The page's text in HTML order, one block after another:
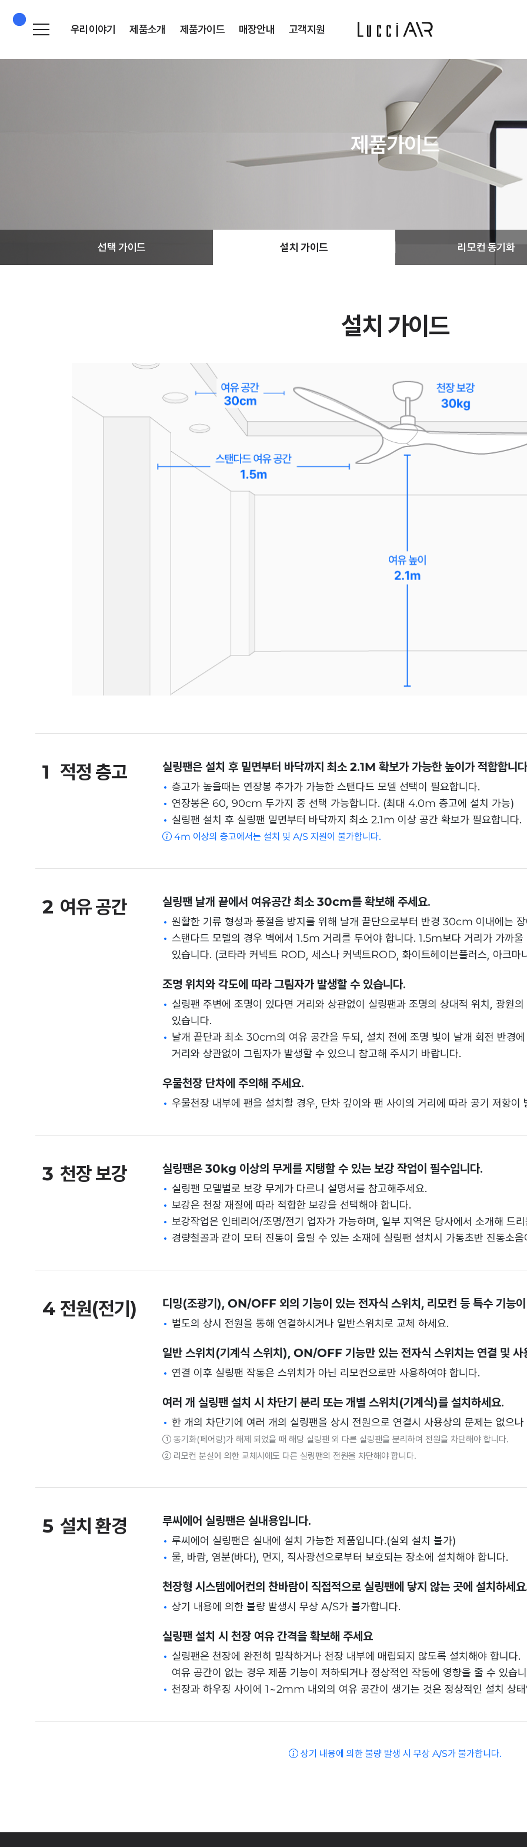
우리이야기 제품소개 제품가이드 매장안내 고객지원
제품 매뉴얼제품가이드
선택 가이드 설치 가이드 리모컨 동기화
설치 가이드
1 적정 층고 실링팬은 설치 후 밑면부터 바닥까지 최소 2.1M 확보가 가능한 높이가 적합합니
층고가 높을때는 연장봉 추가가 가능한 스탠다드 모델 선택이 필요합니다.
연장봉은 60, 90cm 두가지 중 선택 가능합니다. (최대 4.0m 층고에 설치 가능)
실링팬 설치 후 실링팬 밑면부터 바닥까지 최소 2.1m 이상 공간 확보가 필요합니다.
4m 이상의 층고에서는 설치 및 A/S 지원이 불가합니다.
2 여유 공간 실링팬 날개 끝에서 여유공간 최소 30cm를 확보해 주세요.
원활한 기류 형성과 풍절음 방지를 위해 날개 끝단으로부터 반경 30cm 이내에는
스탠다드 모델의 경우 벽에서 1.5m 거리를 두어야 합니다. 1.5m보다 거리가 가까
있습니다. (코타라 커넥트 ROD, 세스나 커넥트ROD, 화이트헤이븐플러스, 아크마
조명 위치와 각도에 따라 그림자가 발생할 수 있습니다.
실링팬 주변에 조명이 있다면 거리와 상관없이 실링팬과 조명의 상대적 위치, 광원
있습니다.
날개 끝단과 최소 30cm의 여유 공간을 두되, 설치 전에 조명 빛이 날개 회전 반경
거리와 상관없이 그림자가 발생할 수 있으니 참고해 주시기 바랍니다.
우물천장 단차에 주의해 주세요.
우물천장 내부에 팬을 설치할 경우, 단차 깊이와 팬 사이의 거리에 따라 공기 저항
3 천장 보강 실링팬은 30kg 이상의 무게를 지탱할 수 있는 보강 작업이 필수입니다.
실링팬 모델별로 보강 무게가 다르니 설명서를 참고해주세요.
보강은 천장 재질에 따라 적합한 보강을 선택해야 합니다.
보강작업은 인테리어/조명/전기 업자가 가능하며, 일부 지역은 당사에서 소개해 드
경량철골과 같이 모터 진동이 울릴 수 있는 소재에 실링팬 설치시 가동초반 진동소
4 전원(전기) 디밍(조광기), ON/OFF 외의 기능이 있는 전자식 스위치, 리모컨 등 특수 기능
별도의 상시 전원을 통해 연결하시거나 일반스위치로 교체 하세요.
일반 스위치(기계식 스위치), ON/OFF 기능만 있는 전자식 스위치는 연결 및 사
연결 이후 실링팬 작동은 스위치가 아닌 리모컨으로만 사용하여야 합니다.
여러 개 실링팬 설치 시 차단기 분리 또는 개별 스위치(기계식)를 설치하세요.
한 개의 차단기에 여러 개의 실링팬을 상시 전원으로 연결시 사용상의 문제는 없으
동기화(페어링)가 해제 되었을 때 해당 실링팬 외 다른 실링팬을 분리하여 전원을 차단해야 합니다.
리모컨 분실에 의한 교체시에도 다른 실링팬의 전원을 차단해야 합니다.
5 설치 환경 루씨에어 실링팬은 실내용입니다.
루씨에어 실링팬은 실내에 설치 가능한 제품입니다.(실외 설치 불가)
물, 바람, 염분(바다), 먼지, 직사광선으로부터 보호되는 장소에 설치해야 합니다.
천장형 시스템에어컨의 찬바람이 직접적으로 실링팬에 닿지 않는 곳에 설치하세
상기 내용에 의한 불량 발생시 무상 A/S가 불가합니다.
실링팬 설치 시 천장 여유 간격을 확보해 주세요
실링팬은 천장에 완전히 밀착하거나 천장 내부에 매립되지 않도록 설치해야 합니다.
여유 공간이 없는 경우 제품 기능이 저하되거나 정상적인 작동에 영향을 줄 수 있습
천장과 하우징 사이에 1~2mm 내외의 여유 공간이 생기는 것은 정상적인 설치 상
상기 내용에 의한 불량 발생 시 무상 A/S가 불가합니다.